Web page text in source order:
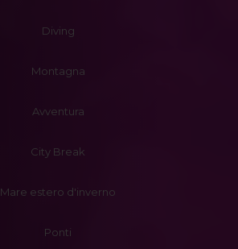
Diving
Montagna
Avventura
City Break
Mare estero d'inverno
Ponti